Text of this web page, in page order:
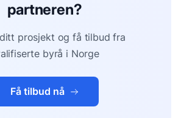
partneren?
prosjekt og få tilbud fra
byrå i Norge
Få tilbud nå